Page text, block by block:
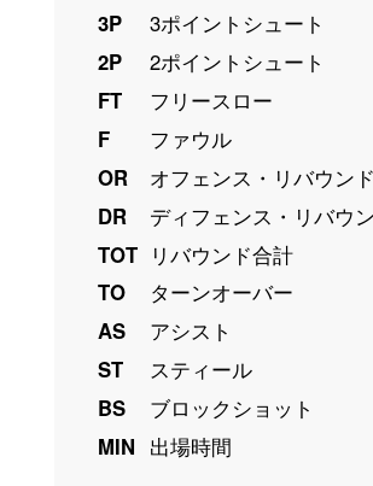
3P
3ポイントシュート
2P
2ポイントシュート
FT
フリースロー
F
ファウル
OR
オフェンス・リバウンド
DR
ディフェンス・リバウ
TOT リバウンド合計
TO
ターンオーバー
AS
アシスト
ST
スティール
BS
ブロックショット
MIN 出場時間